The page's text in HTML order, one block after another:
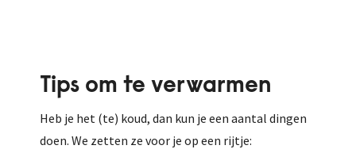
Tips om te verwarmen
Heb je het (te) koud, dan kun je een aantal dingen
doen. We zetten ze voor je op een rijtje: